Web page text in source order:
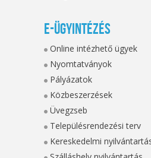
E-ügyintézés
Online intézhető ügyek
Nyomtatványok
Pályázatok
Közbeszerzések
Üvegzseb
Településrendezési terv
Kereskedelmi